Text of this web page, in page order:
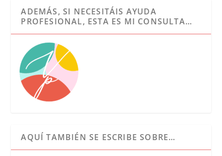
ADEMÁS, SI NECESITÁIS AYUDA
PROFESIONAL, ESTA ES MI CONSULTA…
AQUÍ TAMBIÉN SE ESCRIBE SOBRE…